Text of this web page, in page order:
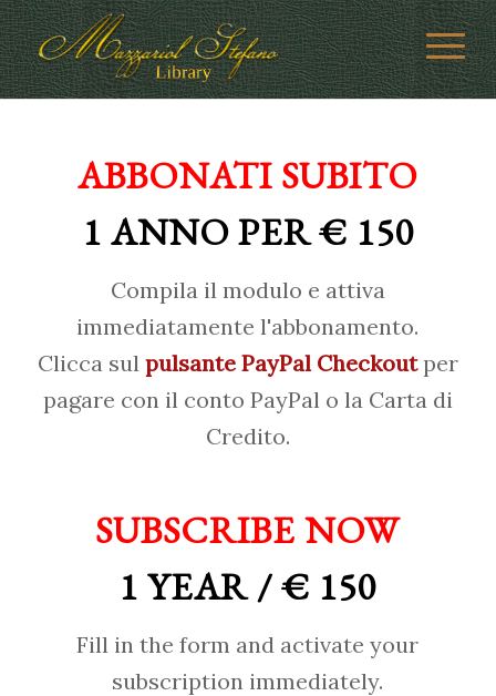
ABBONATI SUBITO
1 ANNO PER € 150
Compila il modulo e attiva
immediatamente l'abbonamento.
Clicca sul pulsante PayPal Checkoutper
pagare con il conto PayPal o la Carta di
Credito.
SUBSCRIBE NOW
1 YEAR / € 150
Fill in the form and activate your
subscription immediately.